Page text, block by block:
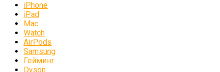
iPhone
iPad
Mac
Watch
AirPods
Samsung
Гейминг
Dyson